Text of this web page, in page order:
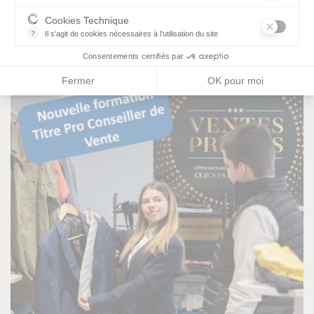
?
Cookies Technique
Il s'agit de cookies nécessaires à l'utilisation du site
Consentements certifiés par
Fermer OK pour moi